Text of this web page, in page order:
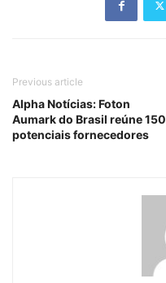
Previous article
Alpha Notícias: Foton
Aumark do Brasil reúne 150
potenciais fornecedores